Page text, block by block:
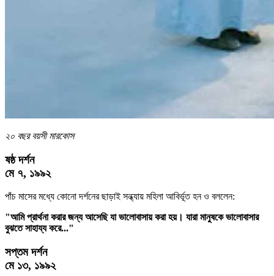
২০ বছর বয়সী মারকোস
ষষ্ঠ দর্শন
মে ৭, ১৯৯২
পাঁচ মাসের মধ্যে কোনো দর্শনের ছাড়াই সন্ধ্যায় মহিলা আবির্ভূত হন ও বললেন:
"আমি প্রার্থনা করার জন্য আসেছি যা ভালোবাসায় করা হয়। যারা মানুষকে ভালোবাসার
বুঝতে সাহায্য করে..."
সপ্তম দর্শন
মে ১৩, ১৯৯২